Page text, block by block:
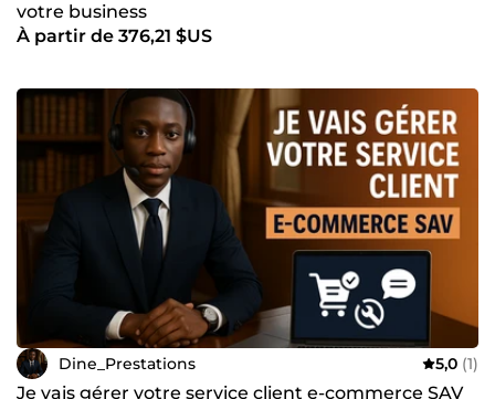
votre business
À partir de 376,21 $US
Dine_Prestations 5,0 (1)
Je vais gérer votre service client e-commerce SAV